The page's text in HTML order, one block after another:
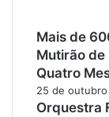
Mais de
Mutirão de
Quatro
25 de
Orquestra